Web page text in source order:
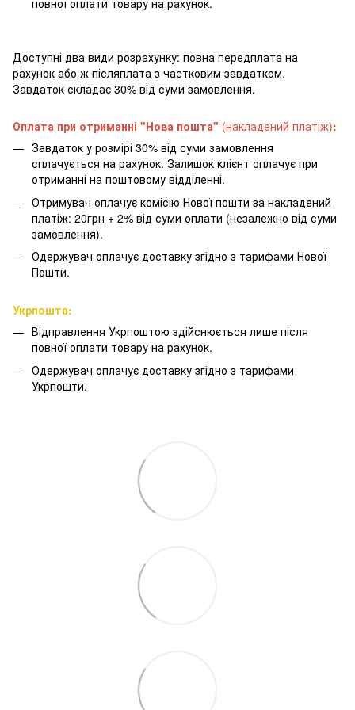
Доступні два види розрахунку: повна передплата на
рахунок або ж післяплата з частковим завдатком.
Завдаток складає 30% від суми замовлення.
Оплата при отриманні "Нова пошта" (накладений платіж):
Завдаток у розмірі 30% від суми замовлення
сплачується на рахунок. Залишок клієнт оплачує при
отриманні на поштовому відділенні.
Отримувач оплачує комісію Нової пошти за накладений
платіж: 20грн + 2% від суми оплати (незалежно від суми
замовлення).
Одержувач оплачує доставку згідно з тарифами Нової
Пошти.
Укрпошта:
Відправлення Укрпоштою здійснюється лише після
повної оплати товару на рахунок.
Одержувач оплачує доставку згідно з тарифами
Укрпошти.